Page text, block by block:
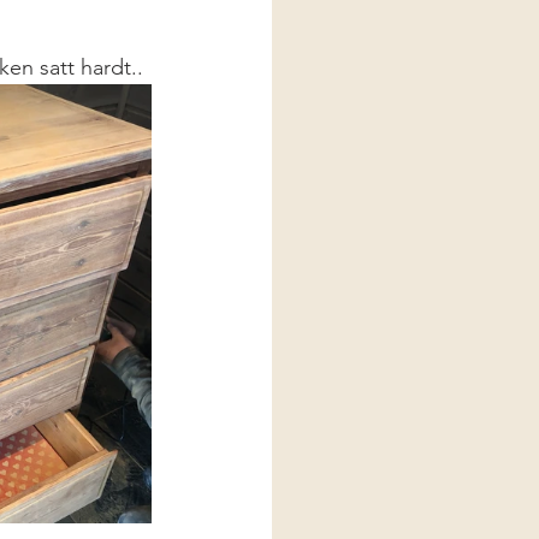
satt hardt..